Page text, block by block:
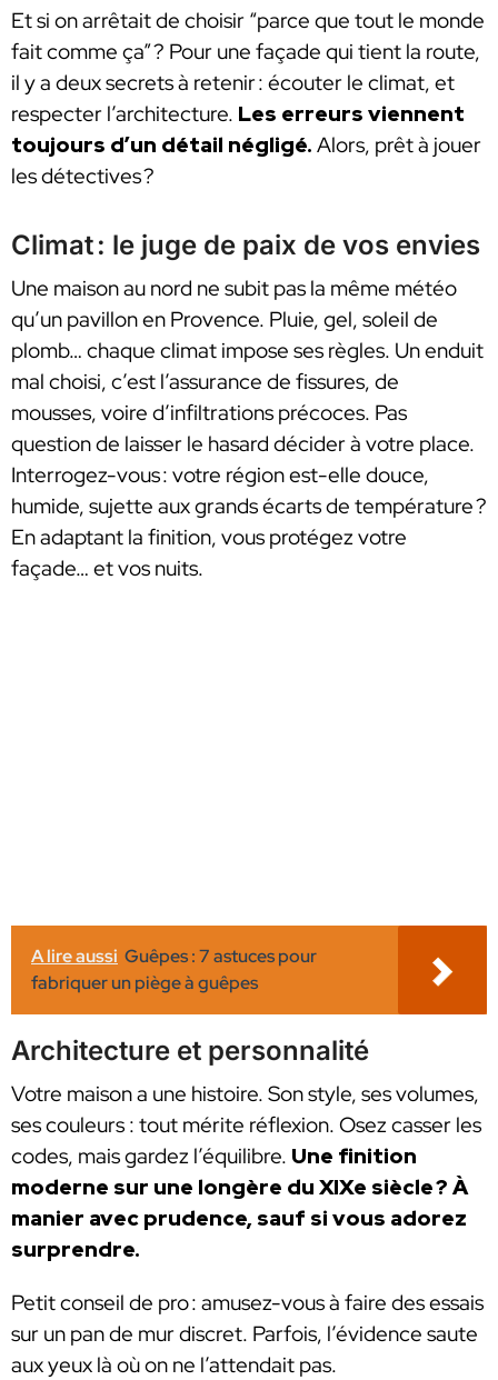
Et si on arrêtait de choisir “parce que tout le monde
fait comme ça” ? Pour une façade qui tient la route,
il y a deux secrets à retenir : écouter le climat, et
respecter l’architecture. Les erreurs viennent
toujours d’un détail négligé. Alors, prêt à jouer
les détectives ?
Climat : le juge de paix de vos envies
Une maison au nord ne subit pas la même météo
qu’un pavillon en Provence. Pluie, gel, soleil de
plomb… chaque climat impose ses règles. Un enduit
mal choisi, c’est l’assurance de fissures, de
mousses, voire d’infiltrations précoces. Pas
question de laisser le hasard décider à votre place.
Interrogez-vous : votre région est-elle douce,
humide, sujette aux grands écarts de température ?
En adaptant la finition, vous protégez votre
façade… et vos nuits.
A lire aussi Guêpes : 7 astuces pour
fabriquer un piège à guêpes
Architecture et personnalité
Votre maison a une histoire. Son style, ses volumes,
ses couleurs : tout mérite réflexion. Osez casser les
codes, mais gardez l’équilibre. Une finition
moderne sur une longère du XIXe siècle ? À
manier avec prudence, sauf si vous adorez
surprendre.
Petit conseil de pro : amusez-vous à faire des essais
sur un pan de mur discret. Parfois, l’évidence saute
aux yeux là où on ne l’attendait pas.